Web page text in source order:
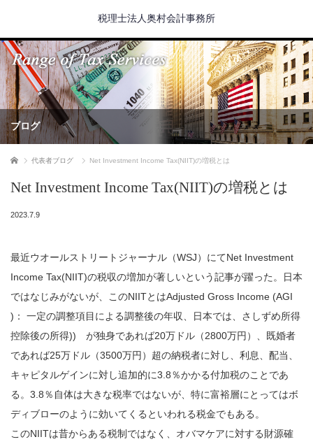
税理士法人奥村会計事務所
ブログ
ホーム 代表者ブログ Net Investment Income Tax(NIIT)の増税とは
Net Investment Income Tax(NIIT)の増税とは
2023.7.9
最近ウオールストリートジャーナル（WSJ）にてNet Investment
Income Tax(NIIT)の税収の増加が著しいという記事が躍った。日本
ではなじみがないが、このNIITとはAdjusted Gross Income (AGI
)： 一定の調整項目による調整後の年収、日本では、さしずめ所得
控除後の所得)) が独身であれば20万ドル（2800万円）、既婚者
であれば25万ドル（3500万円）超の納税者に対し、利息、配当、
キャピタルゲインに対し追加的に3.8％かかる付加税のことであ
る。3.8％自体は大きな税率ではないが、特に富裕層にとってはボ
ディブローのように効いてくるといわれる税金でもある。
このNIITは昔からある税制ではなく、オバマケアに対する財源確